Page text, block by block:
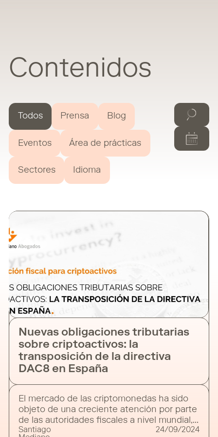
Contenidos
Todos Prensa Blog
Eventos Área de prácticas
Sectores Idioma
Nuevas obligaciones tributarias
sobre criptoactivos: la
transposición de la directiva
DAC8 en España
El mercado de las criptomonedas ha sido
objeto de una creciente atención por parte
de las autoridades fiscales a nivel mundial, y
la Unión Europea no es una excepción. La
Santiago
24/09/2024